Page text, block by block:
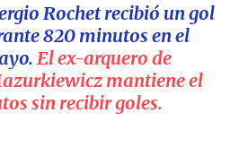
Rochet recibió un gol
820 minutos en el
El ex-arquero de
mantiene el
sin recibir goles.